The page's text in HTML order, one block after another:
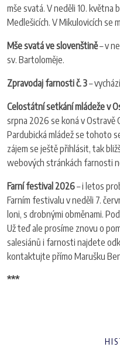
mše svatá. V neděli 10. května
Medlešicích. V Mikulovicích se
Mše svatá ve slovenštině– v
sv. Bartoloměje.
Zpravodaj farnosti č. 3–
Celostátní setkání mládeže v
srpna 2026 se koná v Ostravě
Pardubická mládež se tohoto
zájem se ještě přihlásit, tak
webových stránkách farnosti
Farní festival 2026– i letos
Farním festivalu v neděli 7.
loni, s drobnými obměnami.
Už teď ale prosíme znovu o
salesiánů i farnosti najdete
kontaktujte přímo Marušku
***